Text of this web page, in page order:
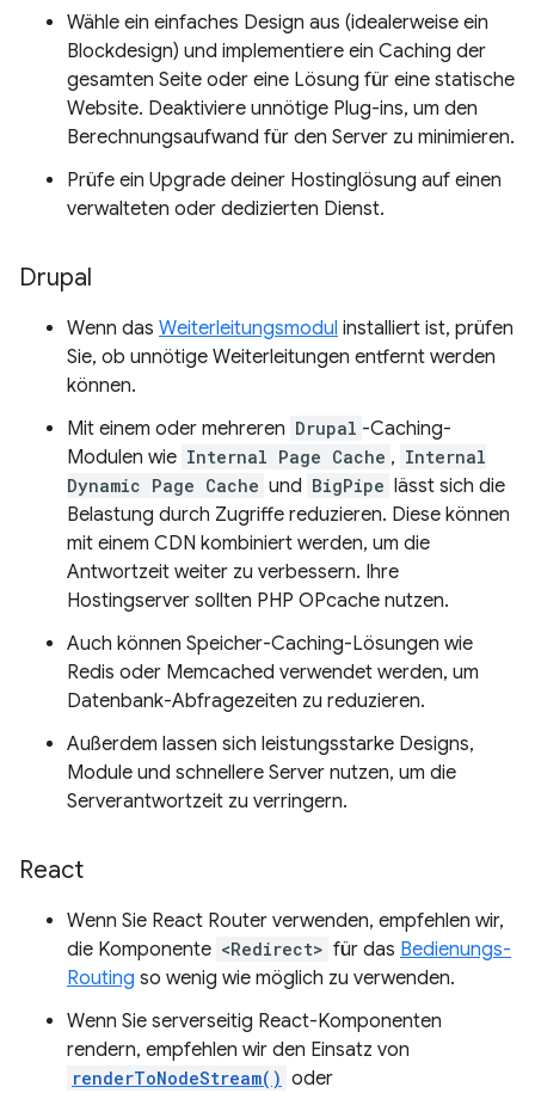
Wähle ein einfaches Design aus (idealerweise ein
Blockdesign) und implementiere ein Caching der
gesamten Seite oder eine Lösung für eine statische
Website. Deaktiviere unnötige Plug-ins, um den
Berechnungsaufwand für den Server zu minimieren.
Prüfe ein Upgrade deiner Hostinglösung auf einen
verwalteten oder dedizierten Dienst.
Drupal
Wenn das Weiterleitungsmodul installiert ist, prüfen
Sie, ob unnötige Weiterleitungen entfernt werden
können.
Mit einem oder mehreren Drupal -Caching-
Modulen wie Internal Page Cache , Internal
Dynamic Page Cache und BigPipe lässt sich die
Belastung durch Zugriffe reduzieren. Diese können
mit einem CDN kombiniert werden, um die
Antwortzeit weiter zu verbessern. Ihre
Hostingserver sollten PHP OPcache nutzen.
Auch können Speicher-Caching-Lösungen wie
Redis oder Memcached verwendet werden, um
Datenbank-Abfragezeiten zu reduzieren.
Außerdem lassen sich leistungsstarke Designs,
Module und schnellere Server nutzen, um die
Serverantwortzeit zu verringern.
React
Wenn Sie React Router verwenden, empfehlen wir,
die Komponente <Redirect> für das Bedienungs-
Routing so wenig wie möglich zu verwenden.
Wenn Sie serverseitig React-Komponenten
rendern, empfehlen wir den Einsatz von
renderToNodeStream() oder